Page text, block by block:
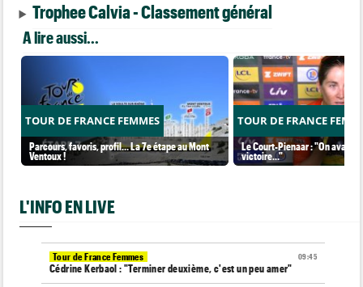
Trophee Calvia - Classement général
A lire aussi...
TOUR DE FRANCE FEMMES
Parcours, favoris, profil… La 7e étape au Mont
Ventoux !
TOUR DE FRANCE
Le Court-Pienaar : "On avait
victoire..."
L'INFO EN LIVE
09:45
Tour de France Femmes
Cédrine Kerbaol : "Terminer deuxième, c'est un peu amer"